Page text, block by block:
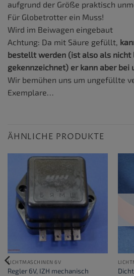
aufgrund der Größe praktisch
Für Globetrotter ein Muss!
Wird im Beiwagen eingebaut
Achtung: Da mit Säure gefüllt,
bestellt werden (ist also als nicht
gekennzeichnet) er kann aber bei
Wir bemühen uns um ungefüllte
Exemplare…
ÄHNLICHE PRODUKTE
LICHTMASCHINEN 6V
Regler 6V, IZH mechanisch